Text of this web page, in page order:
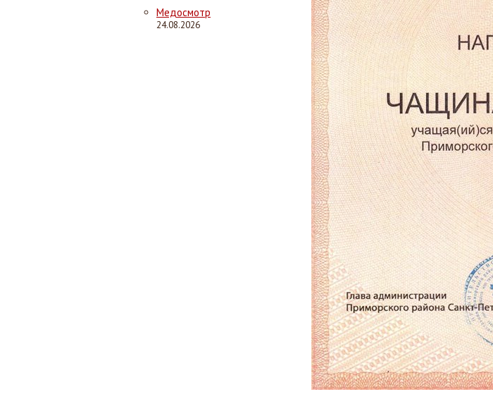
Медосмотр
24.08.2026